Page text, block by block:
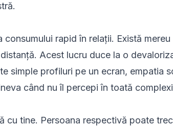
rapid în relații. Există
Acest lucru duce la o
simple profiluri pe un ecran, empatia
când nu îl percepi în toată
cu tine. Persoana respectivă poate